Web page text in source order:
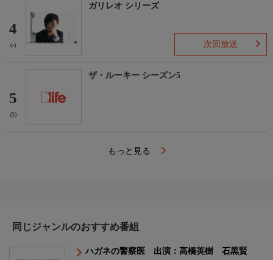
4
(-)
ガリレオ シリーズ
次回放送
5
(5)
ザ・ルーキー シーズン5
もっと見る
同じジャンルのおすすめ番組
ハガネの警察医 出演：高橋英樹 石黒賢